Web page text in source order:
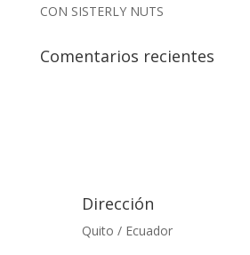
CON SISTERLY NUTS
Comentarios recientes
Dirección
Quito / Ecuador